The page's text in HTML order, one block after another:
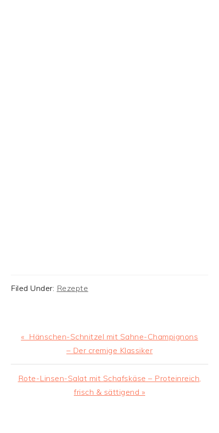
Filed Under: Rezepte
Previous
« ️ Hänschen-Schnitzel mit Sahne-Champignons
– Der cremige Klassiker
Next
Rote-Linsen-Salat mit Schafskäse – Proteinreich,
frisch & sättigend »